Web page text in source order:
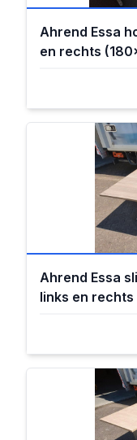
Ahrend Essa
en rechts
Ahrend Essa
links en rechts